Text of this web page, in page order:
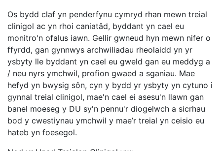
Os bydd claf yn penderfynu cymryd rhan mewn treial
clinigol ac yn rhoi caniatâd, byddant yn cael eu
monitro'n ofalus iawn. Gellir gwneud hyn mewn nifer o
ffyrdd, gan gynnwys archwiliadau rheolaidd yn yr
ysbyty lle byddant yn cael eu gweld gan eu meddyg a
/ neu nyrs ymchwil, profion gwaed a sganiau. Mae
hefyd yn bwysig sôn, cyn y bydd yr ysbyty yn cytuno i
gynnal treial clinigol, mae'n cael ei asesu'n llawn gan
banel moeseg y DU sy'n pennu'r diogelwch a sicrhau
bod y cwestiynau ymchwil y mae’r treial yn ceisio eu
hateb yn foesegol.